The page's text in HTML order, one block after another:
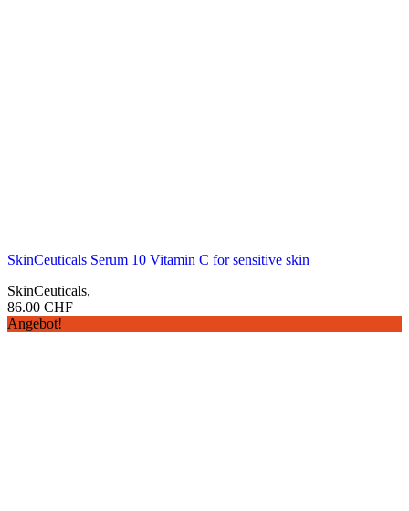
SkinCeuticals Serum 10 Vitamin C for sensitive skin
SkinCeuticals,
86.00 CHF
Angebot!